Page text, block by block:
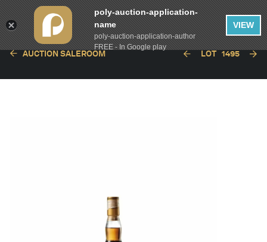
AUCTION SALEROOM LOT 1495
poly-auction-application-
name
poly-auction-application-author
FREE - In Google play
VIEW